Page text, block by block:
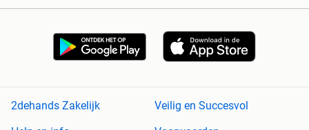
2dehands Zakelijk
Veilig en Succesvol